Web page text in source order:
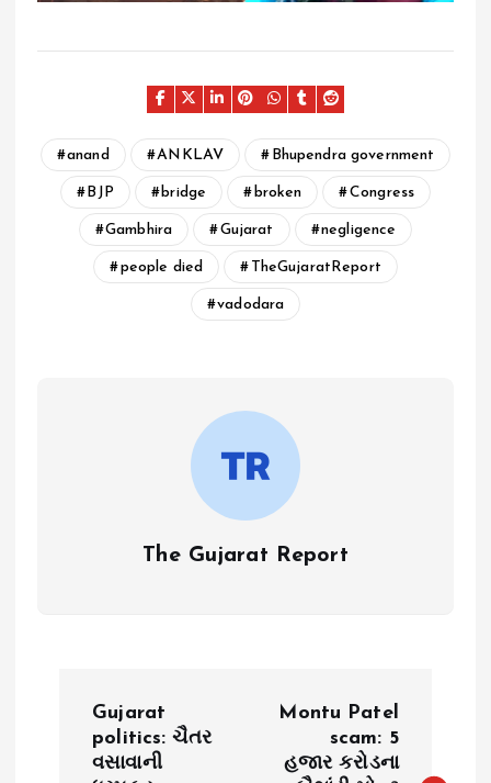
anand ANKLAV Bhupendra government
BJP bridge broken Congress
Gambhira Gujarat negligence
people died TheGujaratReport
vadodara
The Gujarat Report
Gujarat
politics: ચૈતર
વસાવાની
Montu Patel
scam: 5
હજાર કરોડના